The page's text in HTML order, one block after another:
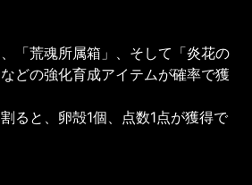
「荒魂所属箱」、そして「炎花の
どの強化育成アイテムが確率で獲
ると、卵殻1個、点数1点が獲得で